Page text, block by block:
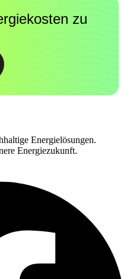
zu
Energielösungen.
Energiezukunft.